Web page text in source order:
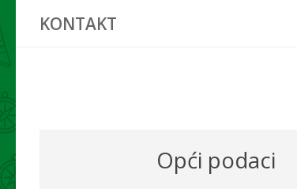
KONTAKT
Opći podaci